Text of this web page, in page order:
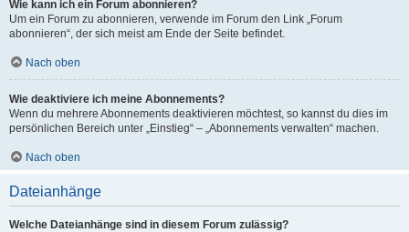
Wie kann ich ein Forum abonnieren?
Um ein Forum zu abonnieren, verwende im Forum den Link „Forum
abonnieren“, der sich meist am Ende der Seite befindet.
Nach oben
Wie deaktiviere ich meine Abonnements?
Wenn du mehrere Abonnements deaktivieren möchtest, so kannst du dies im
persönlichen Bereich unter „Einstieg“ – „Abonnements verwalten“ machen.
Nach oben
Dateianhänge
Welche Dateianhänge sind in diesem Forum zulässig?